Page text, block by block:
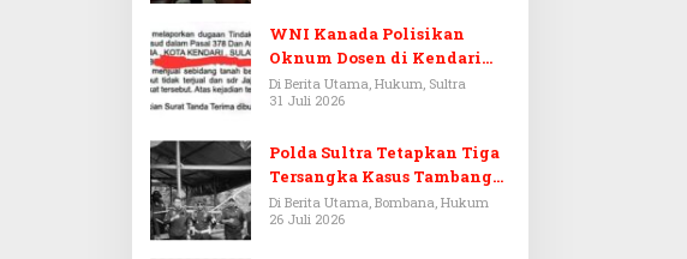
WNI Kanada Polisikan
Oknum Dosen di Kendari
Terkait Aset Puluhan Miliar
Di Berita Utama, Hukum, Sultra
31 Juli 2026
Polda Sultra Tetapkan Tiga
Tersangka Kasus Tambang
Emas Ilegal di Bombana
Di Berita Utama, Bombana, Hukum
26 Juli 2026